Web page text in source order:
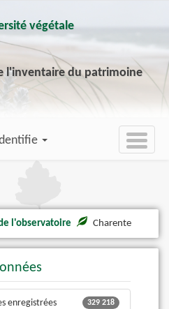
végétale
l'inventaire du patrimoine
l'observatoire Charente
329 218
enregistrées